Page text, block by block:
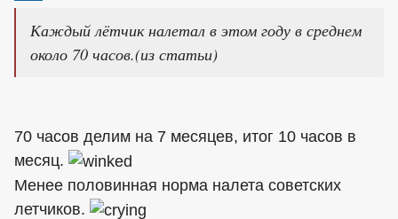
Каждый лётчик налетал в этом году в среднем
около 70 часов.(из статьи)
70 часов делим на 7 месяцев, итог 10 часов в
месяц.
Менее половинная норма налета советских
летчиков.